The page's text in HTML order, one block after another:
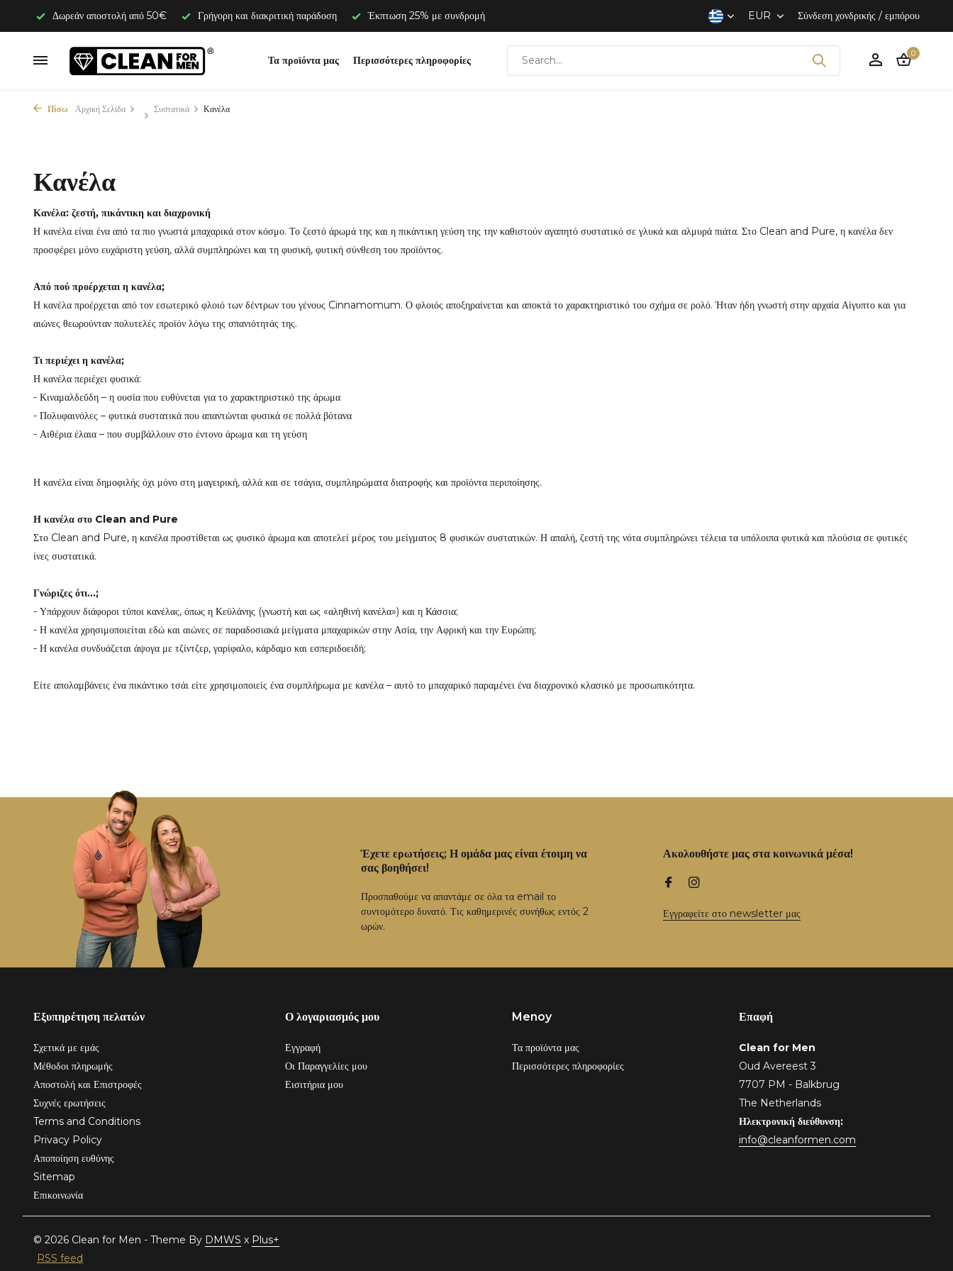
Δωρεάν αποστολή από 50€ Γρήγορη και διακριτική παράδοση Έκπτωση 25% με συνδρομή EUR Σύνδεση χονδρικής / εμπόρου
Τα προϊόντα μας Περισσότερες πληροφορίες
0
Πίσω Αρχική Σελίδα Συστατικά Κανέλα
Κανέλα
Κανέλα: ζεστή, πικάντικη και διαχρονική
Η κανέλα είναι ένα από τα πιο γνωστά μπαχαρικά στον κόσμο. Το ζεστό άρωμά της και η πικάντικη γεύση της την καθιστούν αγαπητό συστατικό σε γλυκά και αλμυρά πιάτα. Στο Clean and Pure, η κανέλα δεν
προσφέρει μόνο ευχάριστη γεύση, αλλά συμπληρώνει και τη φυσική, φυτική σύνθεση του προϊόντος.
Από πού προέρχεται η κανέλα;
Η κανέλα προέρχεται από τον εσωτερικό φλοιό των δέντρων του γένους Cinnamomum. Ο φλοιός αποξηραίνεται και αποκτά το χαρακτηριστικό του σχήμα σε ρολό. Ήταν ήδη γνωστή στην αρχαία Αίγυπτο και για
αιώνες θεωρούνταν πολυτελές προϊόν λόγω της σπανιότητάς της.
Τι περιέχει η κανέλα;
Η κανέλα περιέχει φυσικά:
- Κιναμαλδεΰδη – η ουσία που ευθύνεται για το χαρακτηριστικό της άρωμα
- Πολυφαινόλες – φυτικά συστατικά που απαντώνται φυσικά σε πολλά βότανα
- Αιθέρια έλαια – που συμβάλλουν στο έντονο άρωμα και τη γεύση
Η κανέλα είναι δημοφιλής όχι μόνο στη μαγειρική, αλλά και σε τσάγια, συμπληρώματα διατροφής και προϊόντα περιποίησης.
Η κανέλα στο Clean and Pure
Στο Clean and Pure, η κανέλα προστίθεται ως φυσικό άρωμα και αποτελεί μέρος του μείγματος 8 φυσικών συστατικών. Η απαλή, ζεστή της νότα συμπληρώνει τέλεια τα υπόλοιπα φυτικά και πλούσια σε φυτικές
ίνες συστατικά.
Γνώριζες ότι...;
- Υπάρχουν διάφοροι τύποι κανέλας, όπως η Κεϋλάνης (γνωστή και ως «αληθινή κανέλα») και η Κάσσια;
- Η κανέλα χρησιμοποιείται εδώ και αιώνες σε παραδοσιακά μείγματα μπαχαρικών στην Ασία, την Αφρική και την Ευρώπη;
- Η κανέλα συνδυάζεται άψογα με τζίντζερ, γαρίφαλο, κάρδαμο και εσπεριδοειδή;
Είτε απολαμβάνεις ένα πικάντικο τσάι είτε χρησιμοποιείς ένα συμπλήρωμα με κανέλα – αυτό το μπαχαρικό παραμένει ένα διαχρονικό κλασικό με προσωπικότητα.
Έχετε ερωτήσεις; Η ομάδα μας είναι έτοιμη να
σας βοηθήσει!
Προσπαθούμε να απαντάμε σε όλα τα email το
συντομότερο δυνατό. Τις καθημερινές συνήθως εντός 2
ωρών.
Ακολουθήστε μας στα κοινωνικά μέσα!
Εγγραφείτε στο newsletter μας
Εξυπηρέτηση πελατών
Σχετικά με εμάς
Μέθοδοι πληρωμής
Αποστολή και Επιστροφές
Συχνές ερωτήσεις
Terms and Conditions
Privacy Policy
Αποποίηση ευθύνης
Sitemap
Επικοινωνία
Ο λογαριασμός μου
Εγγραφή
Οι Παραγγελίες μου
Εισιτήρια μου
Menoy
Τα προϊόντα μας
Περισσότερες πληροφορίες
Επαφή
Clean for Men
Oud Avereest 3
7707 PM - Balkbrug
The Netherlands
Ηλεκτρονική διεύθυνση:
info@cleanformen.com
© 2026 Clean for Men - Theme By DMWS x Plus+
RSS feed